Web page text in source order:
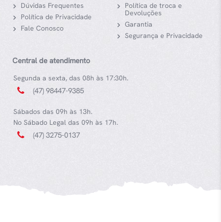
Dúvidas Frequentes
Política de Privacidade
Fale Conosco
Política de troca e
Devoluções
Garantia
Segurança e Privacidade
Central de atendimento
Segunda a sexta, das 08h às 17:30h.
(47) 98447-9385
Sábados das 09h às 13h.
No Sábado Legal das 09h às 17h.
(47) 3275-0137